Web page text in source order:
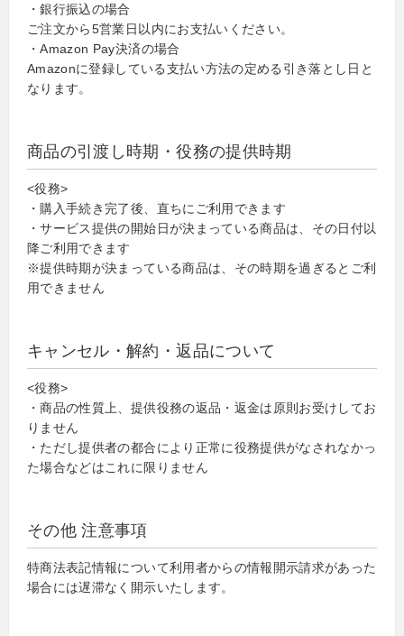
・銀行振込の場合
ご注文から5営業日以内にお支払いください。
・Amazon Pay決済の場合
Amazonに登録している支払い方法の定める引き落とし日と
なります。
商品の引渡し時期・役務の提供時期
<役務>
・購入手続き完了後、直ちにご利用できます
・サービス提供の開始日が決まっている商品は、その日付以
降ご利用できます
※提供時期が決まっている商品は、その時期を過ぎるとご利
用できません
キャンセル・解約・返品について
<役務>
・商品の性質上、提供役務の返品・返金は原則お受けしてお
りません
・ただし提供者の都合により正常に役務提供がなされなかっ
た場合などはこれに限りません
その他 注意事項
特商法表記情報について利用者からの情報開示請求があった
場合には遅滞なく開示いたします。